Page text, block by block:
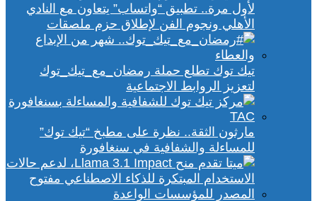
لأول مرة.. تطبيق “واتساب” يتعاون مع النادي
الأهلي ونجوم الفن لإطلاق حزم ملصقات
تيك توك تطلع حملة رمضان_مع_تيك_توك
لتعزيز الروابط الاجتماعية
مارثون الثقة.. نظرة على مطبخ “تيك توك”
للمساءلة والشفافية في سنغافورة